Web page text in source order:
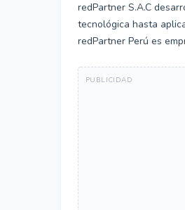
redPartner S.A.C
tecnológica hasta
redPartner Perú es